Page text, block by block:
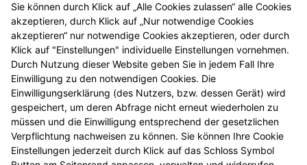
Wir nehmen nicht an einem
Streitbeilegungsverfahren vor einer
Verbraucherschlichtungsstelle teil.
Zuständig ist die Universalschlichtungsstelle des
Zentrums für Schlichtung e.V., Straßburger Straße 8,
77694 Kehl am Rhein (https://www.verbraucher-
schlichter.de).
Sie können durch Klick auf „Alle Cookies zulassen“ alle Cookies
akzeptieren, durch Klick auf „Nur notwendige Cookies
akzeptieren“ nur notwendige Cookies akzeptieren, oder durch
Klick auf "Einstellungen" individuelle Einstellungen vornehmen.
Durch Nutzung dieser Website geben Sie in jedem Fall Ihre
Einwilligung zu den notwendigen Cookies. Die
Einwilligungserklärung (des Nutzers, bzw. dessen Gerät) wird
gespeichert, um deren Abfrage nicht erneut wiederholen zu
müssen und die Einwilligung entsprechend der gesetzlichen
Verpflichtung nachweisen zu können. Sie können Ihre Cookie
Einstellungen jederzeit durch Klick auf das Schloss Symbol